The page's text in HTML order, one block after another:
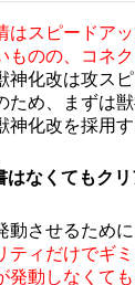
はスピードア
ものの、コネ
神化改は攻ス
ため、まずは
神化改を採用す
はなくてもク
動させるため
ティだけでギ
発動しなくても